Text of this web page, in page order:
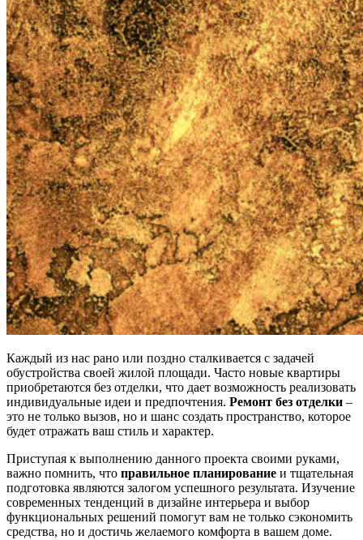
Каждый из нас рано или поздно сталкивается с задачей
обустройства своей жилой площади. Часто новые квартиры
приобретаются без отделки, что дает возможность реализовать
индивидуальные идеи и предпочтения. Ремонт без отделки –
это не только вызов, но и шанс создать пространство, которое
будет отражать ваш стиль и характер.
Приступая к выполнению данного проекта своими руками,
важно помнить, что правильное планирование и тщательная
подготовка являются залогом успешного результата. Изучение
современных тенденций в дизайне интерьера и выбор
функциональных решений помогут вам не только сэкономить
средства, но и достичь желаемого комфорта в вашем доме.